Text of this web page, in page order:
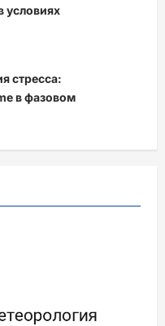
условиях
стресса:
в фазовом